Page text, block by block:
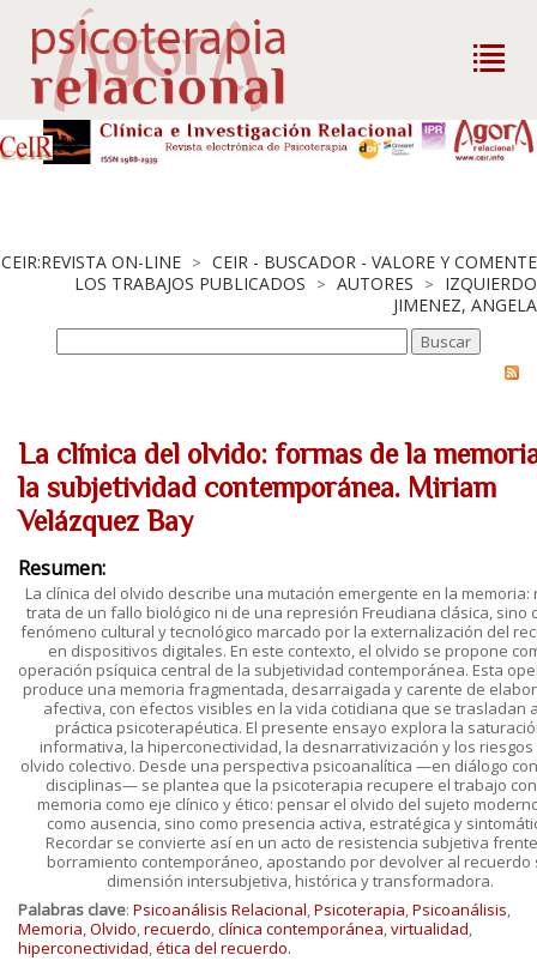
CEIR:REVISTA ON-LINE > CEIR - BUSCADOR - VALORE Y COMENTE
LOS TRABAJOS PUBLICADOS > AUTORES > IZQUIERDO
JIMENEZ, ANGELA
La clínica del olvido: formas de la
la subjetividad contemporánea. Miriam
Velázquez Bay
Resumen:
La clínica del olvido describe una mutación emergente en la memoria:
trata de un fallo biológico ni de una represión Freudiana clásica, sino
fenómeno cultural y tecnológico marcado por la externalización del
en dispositivos digitales. En este contexto, el olvido se propone
operación psíquica central de la subjetividad contemporánea. Esta
produce una memoria fragmentada, desarraigada y carente de
afectiva, con efectos visibles en la vida cotidiana que se trasladan
práctica psicoterapéutica. El presente ensayo explora la
informativa, la hiperconectividad, la desnarrativización y los riesgos
olvido colectivo. Desde una perspectiva psicoanalítica —en diálogo
disciplinas— se plantea que la psicoterapia recupere el trabajo
memoria como eje clínico y ético: pensar el olvido del sujeto
como ausencia, sino como presencia activa, estratégica y
Recordar se convierte así en un acto de resistencia subjetiva
borramiento contemporáneo, apostando por devolver al recuerdo
dimensión intersubjetiva, histórica y transformadora.
Palabras clave: Psicoanálisis Relacional,Psicoterapia,Psicoanálisis,
Memoria,Olvido,recuerdo,clínica contemporánea,virtualidad,
hiperconectividad,ética del recuerdo.